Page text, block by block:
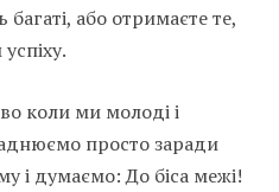
багаті, або отримаєте те,
коли ми молоді і
просто заради
і думаємо: До біса межі!